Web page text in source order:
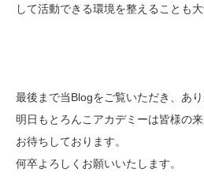
して活動できる環境を整えることも大
最後まで当Blogをご覧いただき、あり
明日もとろんこアカデミーは皆様の
お待ちしております。
何卒よろしくお願いいたします。